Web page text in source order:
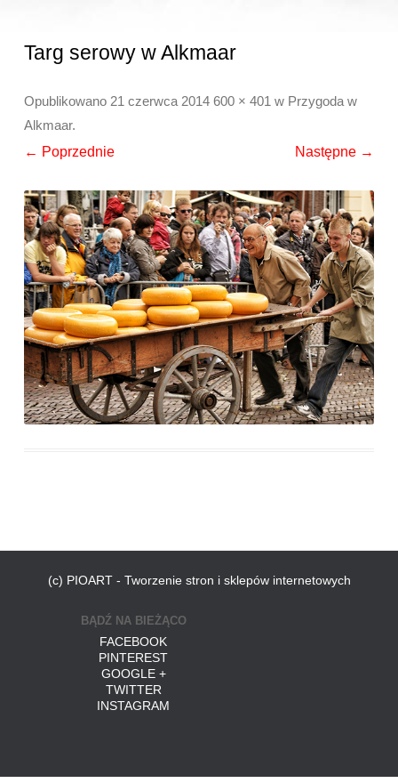
Targ serowy w Alkmaar
Opublikowano 21 czerwca 2014 600 × 401 w Przygoda w
Alkmaar.
← Poprzednie Następne →
(c) PIOART - Tworzenie stron i sklepów internetowych
BĄDŹ NA BIEŻĄCO
FACEBOOK
PINTEREST
GOOGLE +
TWITTER
INSTAGRAM